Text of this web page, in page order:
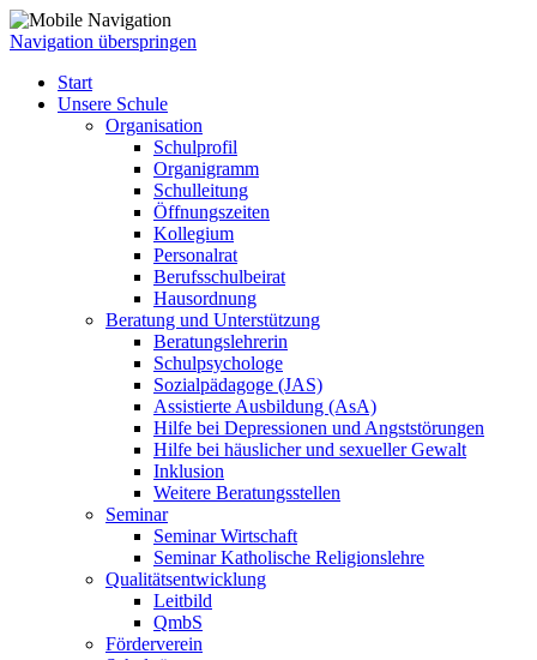
Navigation überspringen
Start
Unsere Schule
Organisation
Schulprofil
Organigramm
Schulleitung
Öffnungszeiten
Kollegium
Personalrat
Berufsschulbeirat
Hausordnung
Beratung und Unterstützung
Beratungslehrerin
Schulpsychologe
Sozialpädagoge (JAS)
Assistierte Ausbildung (AsA)
Hilfe bei Depressionen und Angststörungen
Hilfe bei häuslicher und sexueller Gewalt
Inklusion
Weitere Beratungsstellen
Seminar
Seminar Wirtschaft
Seminar Katholische Religionslehre
Qualitätsentwicklung
Leitbild
QmbS
Förderverein